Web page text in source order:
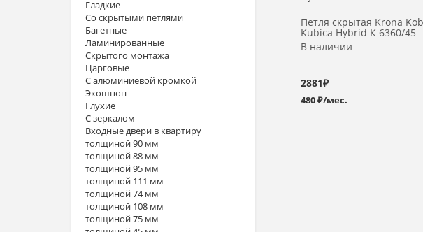
Гладкие
Со скрытыми петлями
Багетные
Ламинированные
Скрытого монтажа
Царговые
С алюминиевой кромкой
Экошпон
Глухие
С зеркалом
Входные двери в квартиру
толщиной 90 мм
толщиной 88 мм
толщиной 95 мм
толщиной 111 мм
толщиной 74 мм
толщиной 108 мм
толщиной 75 мм
Петля скрытая Krona
Kubica Hybrid К 6360/45
В наличии
2881₽
480 ₽/мес.